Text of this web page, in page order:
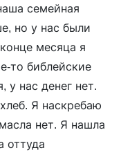
семейная
но у нас были
месяца я
то библейские
у нас денег нет.
Я наскребаю
нет. Я нашла
оттуда